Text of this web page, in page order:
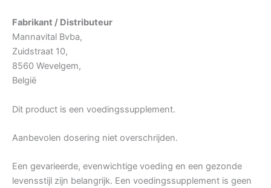
Fabrikant / Distributeur
Mannavital Bvba,
Zuidstraat 10,
8560 Wevelgem,
België
Dit product is een voedingssupplement.
Aanbevolen dosering niet overschrijden.
Een gevarieerde, evenwichtige voeding en een gezonde
levensstijl zijn belangrijk. Een voedingssupplement is geen